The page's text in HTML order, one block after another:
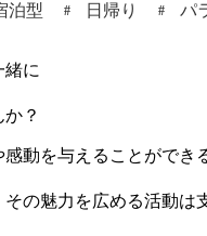
泊型 日帰り
パ
緒に
？
動を与えることができ
の魅力を広める活動は